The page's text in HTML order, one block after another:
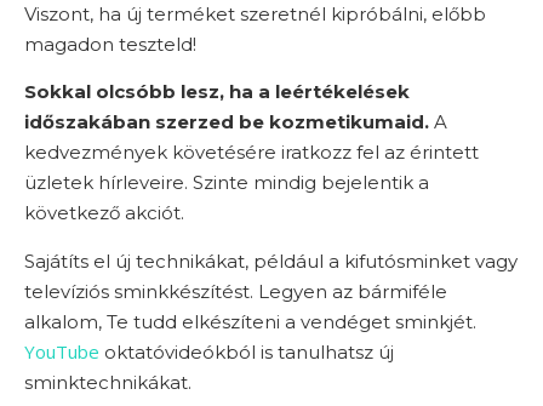
Viszont, ha új terméket szeretnél kipróbálni, előbb
magadon teszteld!
Sokkal olcsóbb lesz, ha a leértékelések
időszakában szerzed be kozmetikumaid. A
kedvezmények követésére iratkozz fel az érintett
üzletek hírleveire. Szinte mindig bejelentik a
következő akciót.
Sajátíts el új technikákat, például a kifutósminket vagy
televíziós sminkkészítést. Legyen az bármiféle
alkalom, Te tudd elkészíteni a vendéget sminkjét.
YouTube oktatóvideókból is tanulhatsz új
sminktechnikákat.